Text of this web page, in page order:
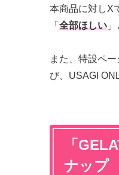
本商品に対しX
「 全部ほしい
また、特設ペ
び、USAGI
「
ナップ